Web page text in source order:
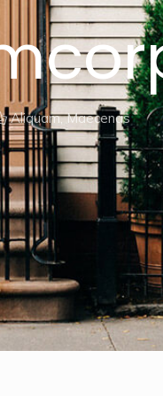
Aliquam,Maecenas